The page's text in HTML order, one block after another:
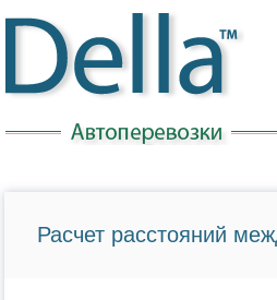
Расчет расстояний